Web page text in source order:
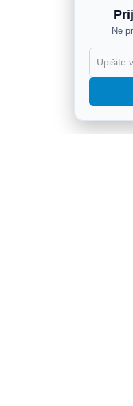
Ne